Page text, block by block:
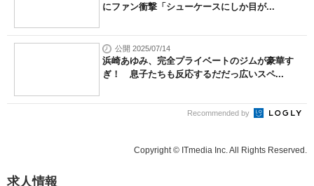
にファン衝撃「シューケースにしか目が...
公開 2025/07/14
浜崎あゆみ、完全プライベートのジムが豪華す
ぎ！ 息子たちも反応するだだっ広いスペ...
Recommended by
Copyright © ITmedia Inc. All Rights Reserved.
求人情報